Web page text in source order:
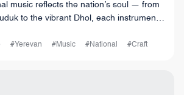
music reflects the nation’s soul — from
to the vibrant Dhol, each instrument
#Yerevan #Music #National #Craft